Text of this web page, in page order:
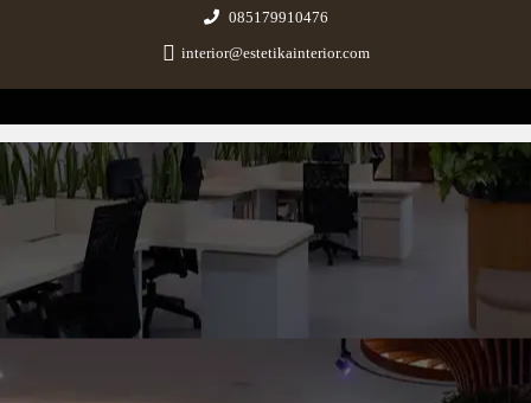
085179910476
interior@estetikainterior.com
Estetika Interior
Design & Build Consultant